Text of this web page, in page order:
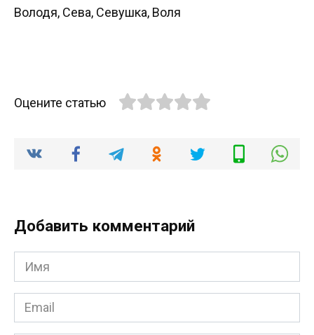
Володя, Сева, Севушка, Воля
Оцените статью
Добавить комментарий
Имя
*
Email
*